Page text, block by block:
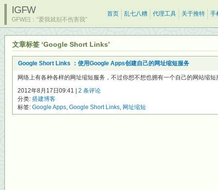
IGFW
GFW曰：“爱我就别不伤害我”
首页 乱七八糟 代理工具 关于推特 手
文章标签 ‘Google Short Links’
Google Short Links ：使用Google Apps创建自己的网址缩短服务
网络上有各种各样的网址缩短服务，不过你想不想也拥有一个自己的网站缩
2012年8月17日09:41 | 2 条评论
分类: 搭建博客
标签: Google Apps, Google Short Links, 网址缩短